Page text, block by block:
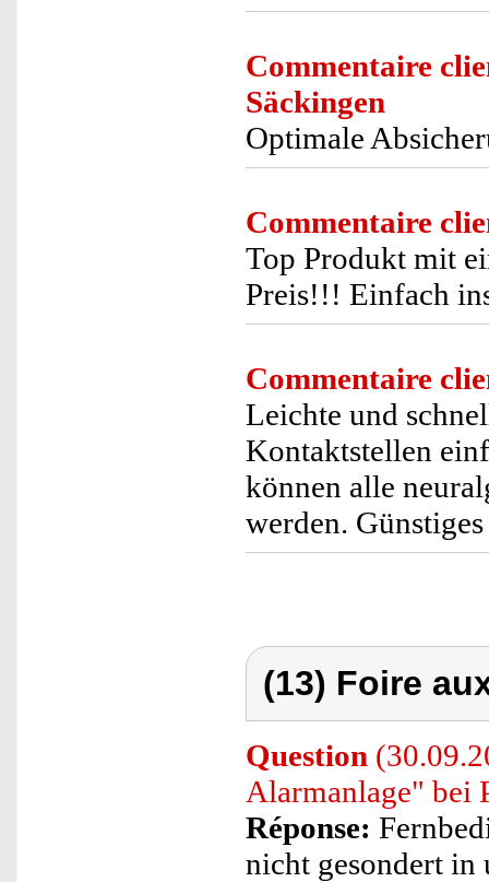
Commentaire
Säckingen
Optimale
Commentaire
Top Produkt mit
Preis!!! Einfach
Commentaire
Leichte und
Kontaktstellen
können alle
werden.
(13) Foire
Question
Alarmanlage" bei
Réponse:
nicht gesondert in